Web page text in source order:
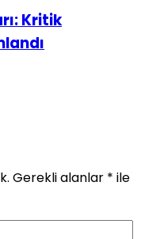
Kritik
Gerekli alanlar * ile